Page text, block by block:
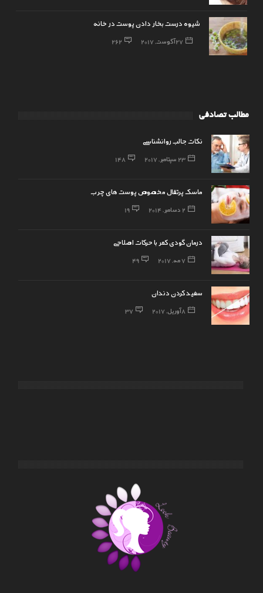
شیوه درست بخار دادن پوست در خانه
27 آگوست, 2017 262
مطالب تصادفی
نکات جالب روانشناسی
23 سپتامبر, 2017 148
ماسک پرتقال مخصوص پوست های چرب
2 دسامبر, 2014 19
درمان گودی کمر با حرکات اصلاحی
7 مه, 2017 49
سفید کردن دندان
8 آوریل, 2017 37